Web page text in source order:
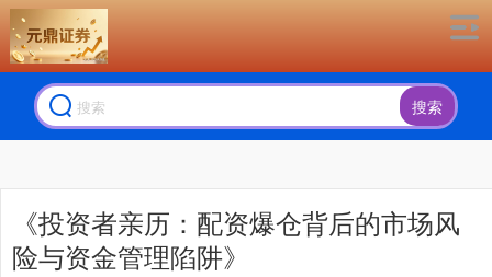
搜索
《投资者亲历：配资爆仓背后的市场风
险与资金管理陷阱》